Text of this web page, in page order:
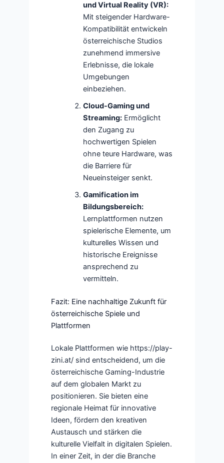
und Virtual Reality (VR):
Mit steigender Hardware-
Kompatibilität entwickeln
österreichische Studios
zunehmend immersive
Erlebnisse, die lokale
Umgebungen
einbeziehen.
Cloud-Gaming und
Streaming:Ermöglicht
den Zugang zu
hochwertigen Spielen
ohne teure Hardware, was
die Barriere für
Neueinsteiger senkt.
Gamification im
Bildungsbereich:
Lernplattformen nutzen
spielerische Elemente, um
kulturelles Wissen und
historische Ereignisse
ansprechend zu
vermitteln.
Fazit: Eine nachhaltige Zukunft für
österreichische Spiele und
Plattformen
Lokale Plattformen wie https://play-
zini.at/ sind entscheidend, um die
österreichische Gaming-Industrie
auf dem globalen Markt zu
positionieren. Sie bieten eine
regionale Heimat für innovative
Ideen, fördern den kreativen
Austausch und stärken die
kulturelle Vielfalt in digitalen Spielen.
In einer Zeit, in der die Branche